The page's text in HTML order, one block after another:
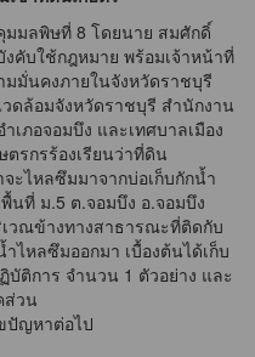
ลพิษที่ 8 โดยนาย สมศักดิ์
คับใช้กฎหมาย พร้อมเจ้าหน้าที่
มั่นคงภายในจังหวัดราชบุรี
ดล้อมจังหวัดราชบุรี สำนักงาน
ภอจอมบึง และเทศบาลเมือง
รกรร้องเรียนว่าที่ดิน
ะไหลซึมมาจากบ่อเก็บกักน้ำ
นที่ ม.5 ต.จอมบึง อ.จอมบึง
วณข้างทางสาธารณะที่ติดกับ
ไหลซึมออกมา เบื้องต้นได้เก็บ
บัติการ จำนวน 1 ตัวอย่าง และ
ส่วน
ปัญหาต่อไป